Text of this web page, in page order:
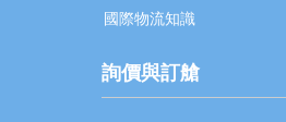
國際物流知識
詢價與訂艙